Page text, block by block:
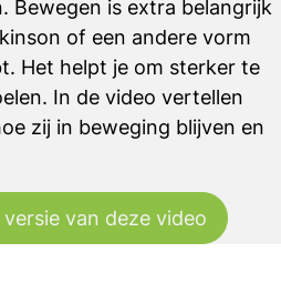
Bewegen is extra belangrijk
of een andere vorm
Het helpt je om sterker te
In de video vertellen
zij in beweging blijven en
van deze video